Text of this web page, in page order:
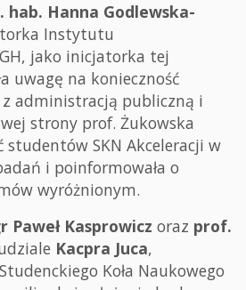
hab. Hanna Godlewska-
Instytutu
jako inicjatorka tej
uwagę na konieczność
z administracją publiczną i
strony prof. Żukowska
studentów SKN Akceleracji w
i poinformowała o
wyróżnionym.
Paweł Kasprowicz oraz prof.
Kacpra Juca,
Koła Naukowego